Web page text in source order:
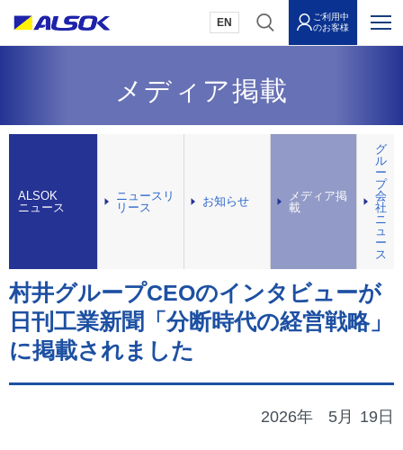
EN
ご利用中
のお客様
メディア掲載
ALSOK
ニュース
ニュースリ
リース
お知らせ
メディア掲
載
グ
ル
ー
プ
会
社
ニ
ュ
ー
ス
村井グループCEOのインタビューが
日刊工業新聞「分断時代の経営戦略」
に掲載されました
2026年 5月 19日